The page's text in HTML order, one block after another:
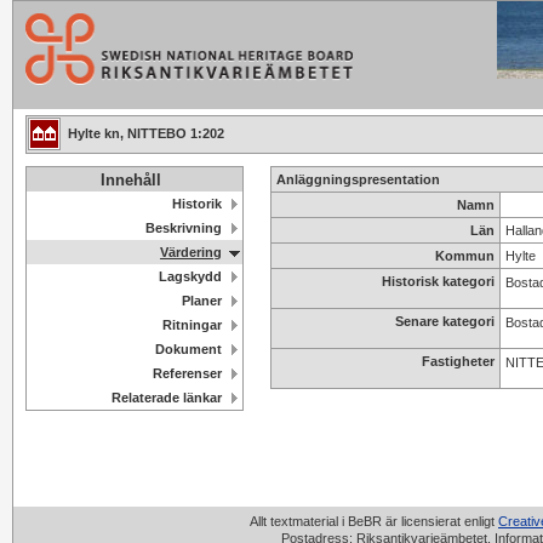
Hylte kn, NITTEBO 1:202
Innehåll
Historik
Beskrivning
Värdering
Lagskydd
Planer
Ritningar
Dokument
Referenser
Relaterade länkar
Anläggningspresentation
Namn
Län
Kommun
Hylte
Historisk kategori
Senare kategori
Fastigheter
Allt textmaterial i BeBR är licensierat enligt
Postadress: Riksantikvarieämbetet,